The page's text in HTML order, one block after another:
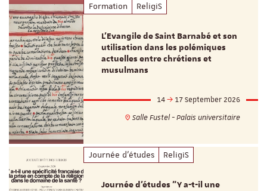
Formation ReligiS
L’Evangile de Saint Barnabé et son
utilisation dans les polémiques
actuelles entre chrétiens et
musulmans
14
17 September 2026
Salle Fustel - Palais universitaire
Journée d'études ReligiS
Journée d’études "Y a-t-il une